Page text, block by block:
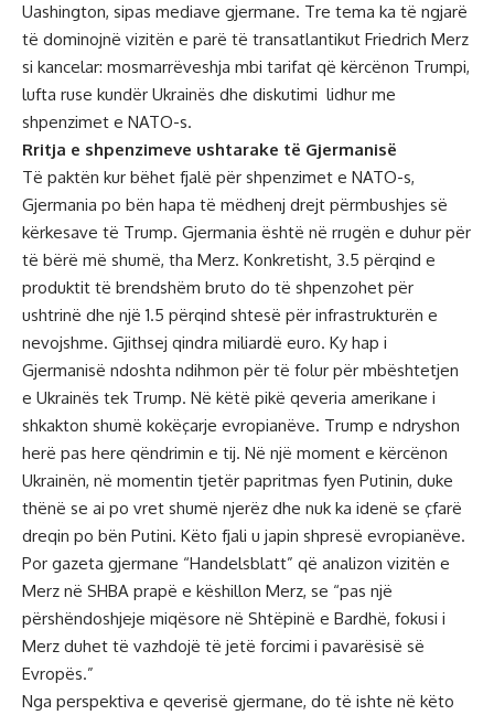
Uashington, sipas mediave gjermane. Tre tema ka të ngjarë
të dominojnë vizitën e parë të transatlantikut Friedrich Merz
si kancelar: mosmarrëveshja mbi tarifat që kërcënon Trumpi,
lufta ruse kundër Ukrainës dhe diskutimi lidhur me
shpenzimet e NATO-s.
Rritja e shpenzimeve ushtarake të Gjermanisë
Të paktën kur bëhet fjalë për shpenzimet e NATO-s,
Gjermania po bën hapa të mëdhenj drejt përmbushjes së
kërkesave të Trump. Gjermania është në rrugën e duhur për
të bërë më shumë, tha Merz. Konkretisht, 3.5 përqind e
produktit të brendshëm bruto do të shpenzohet për
ushtrinë dhe një 1.5 përqind shtesë për infrastrukturën e
nevojshme. Gjithsej qindra miliardë euro. Ky hap i
Gjermanisë ndoshta ndihmon për të folur për mbështetjen
e Ukrainës tek Trump. Në këtë pikë qeveria amerikane i
shkakton shumë kokëçarje evropianëve. Trump e ndryshon
herë pas here qëndrimin e tij. Në një moment e kërcënon
Ukrainën, në momentin tjetër papritmas fyen Putinin, duke
thënë se ai po vret shumë njerëz dhe nuk ka idenë se çfarë
dreqin po bën Putini. Këto fjali u japin shpresë evropianëve.
Por gazeta gjermane “Handelsblatt” që analizon vizitën e
Merz në SHBA prapë e këshillon Merz, se “pas një
përshëndoshjeje miqësore në Shtëpinë e Bardhë, fokusi i
Merz duhet të vazhdojë të jetë forcimi i pavarësisë së
Evropës.”
Nga perspektiva e qeverisë gjermane, do të ishte në këto